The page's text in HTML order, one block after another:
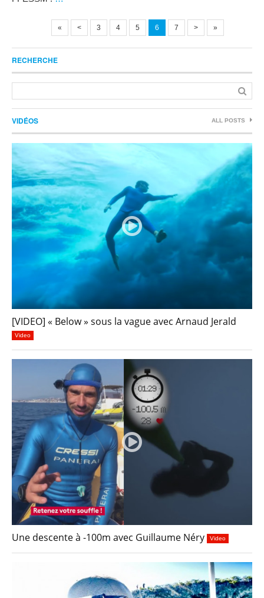
« < 3 4 5 6 7 > »
RECHERCHE
VIDÉOS ALL POSTS
[VIDEO] « Below » sous la vague avec Arnaud Jerald
Video
Une descente à -100m avec Guillaume Néry Video